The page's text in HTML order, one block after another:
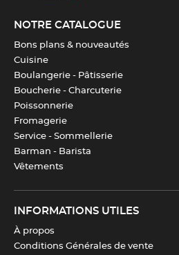
NOTRE CATALOGUE
Bons plans & nouveautés
Cuisine
Boulangerie - Pâtisserie
Boucherie - Charcuterie
Poissonnerie
Fromagerie
Service - Sommellerie
Barman - Barista
Vêtements
INFORMATIONS UTILES
À propos
Conditions Générales de vente